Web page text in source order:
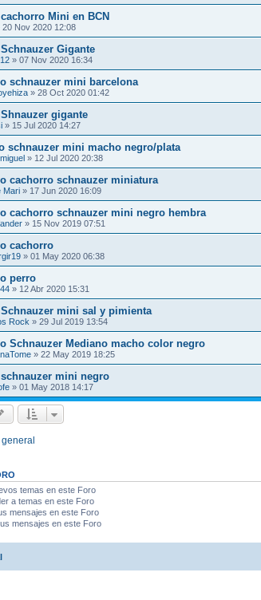
Mini en BCN
20 Nov 2020 12:08
Gigante
» 07 Nov 2020 16:34
schnauzer mini barcelona
» 28 Oct 2020 01:42
gigante
» 15 Jul 2020 14:27
schnauzer mini macho negro/plata
» 12 Jul 2020 20:38
cachorro schnauzer miniatura
Mari » 17 Jun 2020 16:09
cachorro schnauzer mini negro hembra
» 15 Nov 2019 07:51
cachorro
» 01 May 2020 06:38
perro
» 12 Abr 2020 15:31
mini sal y pimienta
Rock » 29 Jul 2019 13:54
Schnauzer Mediano macho color negro
» 22 May 2019 18:25
mini negro
» 01 May 2018 14:17
temas en este Foro
a temas en este Foro
mensajes en este Foro
mensajes en este Foro